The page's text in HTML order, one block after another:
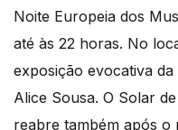
Noite Europeia dos
até às 22 horas. No
exposição evocativa
Alice Sousa. O Solar
reabre também após o